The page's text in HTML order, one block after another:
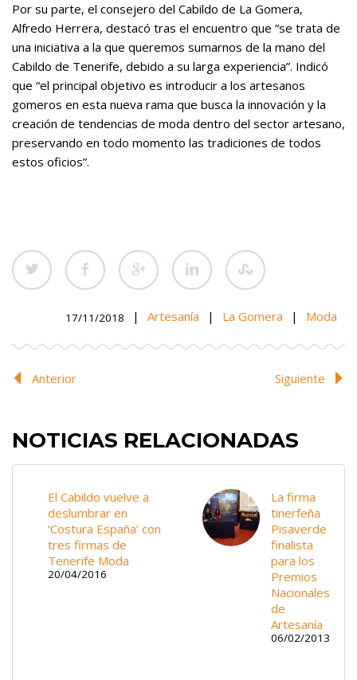
Por su parte, el consejero del Cabildo de La Gomera,
Alfredo Herrera, destacó tras el encuentro que “se trata de
una iniciativa a la que queremos sumarnos de la mano del
Cabildo de Tenerife, debido a su larga experiencia”. Indicó
que “el principal objetivo es introducir a los artesanos
gomeros en esta nueva rama que busca la innovación y la
creación de tendencias de moda dentro del sector artesano,
preservando en todo momento las tradiciones de todos
estos oficios”.
17/11/2018 | Artesanía | La Gomera | Moda
Anterior Siguiente
NOTICIAS RELACIONADAS
El Cabildo vuelve a
deslumbrar en
‘Costura España’ con
tres firmas de
Tenerife Moda
20/04/2016
La firma
tinerfeña
Pisaverde
finalista
para los
Premios
Nacionales
de
Artesanía
06/02/2013